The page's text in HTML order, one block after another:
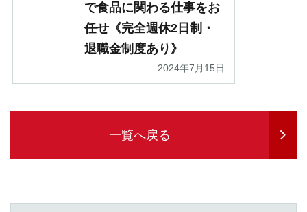
で食品に関わる仕事をお
任せ《完全週休2日制・
退職金制度あり》
2024年7月15日
一覧へ戻る